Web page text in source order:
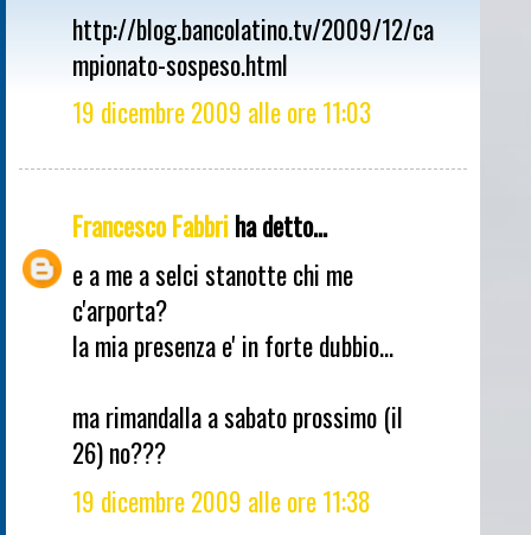
http://blog.bancolatino.tv/2009/12/ca
mpionato-sospeso.html
19 dicembre 2009 alle ore 11:03
Francesco Fabbriha detto...
e a me a selci stanotte chi me
c'arporta?
la mia presenza e' in forte dubbio...
ma rimandalla a sabato prossimo (il
26) no???
19 dicembre 2009 alle ore 11:38